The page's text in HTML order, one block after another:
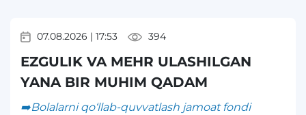
07.08.2026 | 17:53 394
EZGULIK VA MEHR ULASHILGAN
YANA BIR MUHIM QADAM
➡️Bolalarni qo‘llab-quvvatlash jamoat fondi